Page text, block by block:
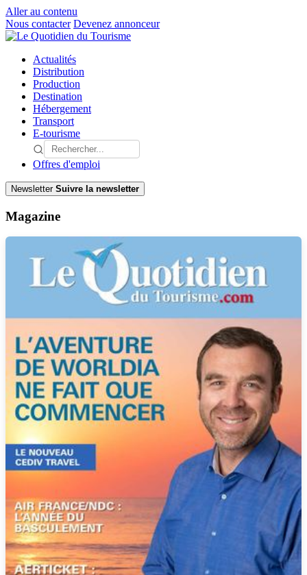
Aller au contenu
Nous contacter Devenez annonceur
Actualités
Distribution
Production
Destination
Hébergement
Transport
E-tourisme
Offres d'emploi
Newsletter Suivre la newsletter
Magazine